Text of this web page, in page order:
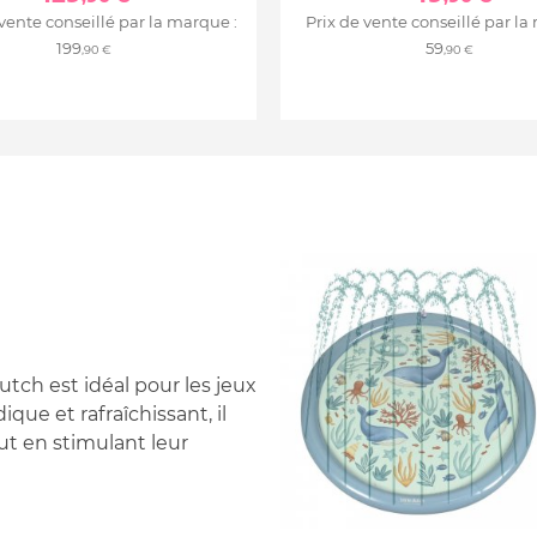
conseillé par la marque :
199,90 €
Prix de vente conseillé par la
59,90 €
est idéal pour les jeux
et rafraîchissant, il
en stimulant leur